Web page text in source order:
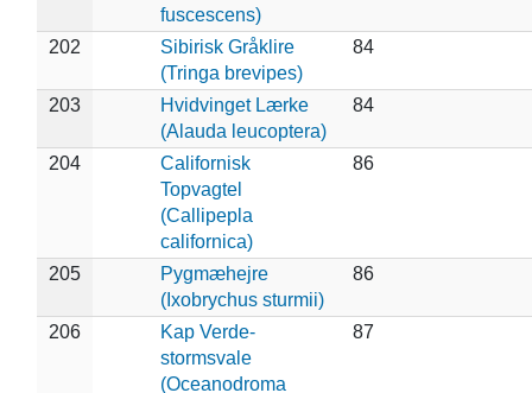
fuscescens)
202
Sibirisk Gråklire
(Tringa brevipes)
84
203
Hvidvinget Lærke
(Alauda leucoptera)
84
204
Californisk
Topvagtel
(Callipepla
californica)
86
205
Pygmæhejre
(Ixobrychus sturmii)
86
206
Kap Verde-
stormsvale
(Oceanodroma
87